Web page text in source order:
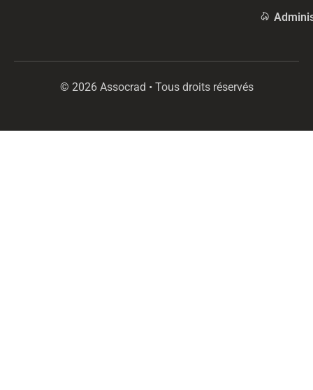
© 2026 Assocrad • Tous droits réservés